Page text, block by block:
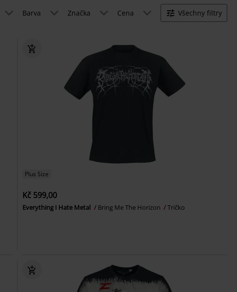
Barva Značka Cena Všechny filtry
Plus Size
Kč 599,00
Everything I Hate Metal Bring Me The Horizon Tričko